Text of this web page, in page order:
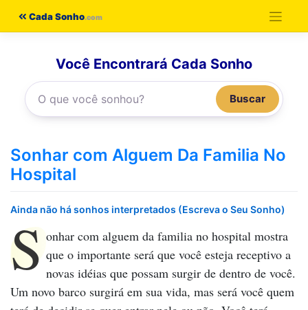
Cada Sonho
Você Encontrará Cada Sonho
Buscar
Sonhar com Alguem Da Familia No
Hospital
Ainda não há sonhos interpretados (Escreva o Seu Sonho)
S onhar com alguem da familia no hospital mostra
que o importante será que você esteja receptivo a
novas idéias que possam surgir de dentro de você.
Um novo barco surgirá em sua vida, mas será você quem